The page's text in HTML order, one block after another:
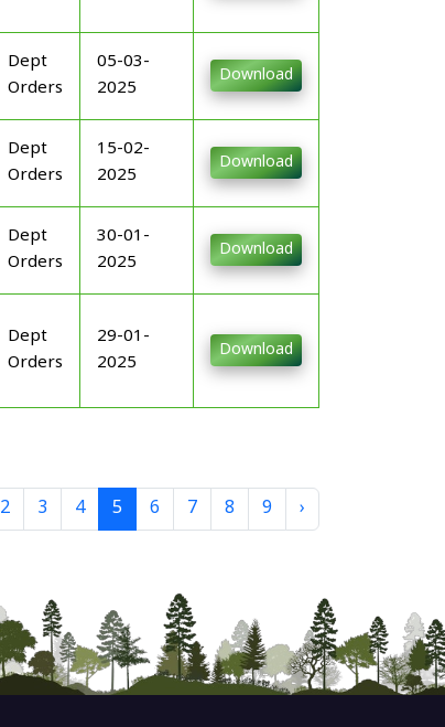
Dept
Orders
05-03-
2025
Download
Dept
Orders
15-02-
2025
Download
Dept
Orders
30-01-
2025
Download
Dept
Orders
29-01-
2025
Download
2 3 4 5 6 7 8 9 ›